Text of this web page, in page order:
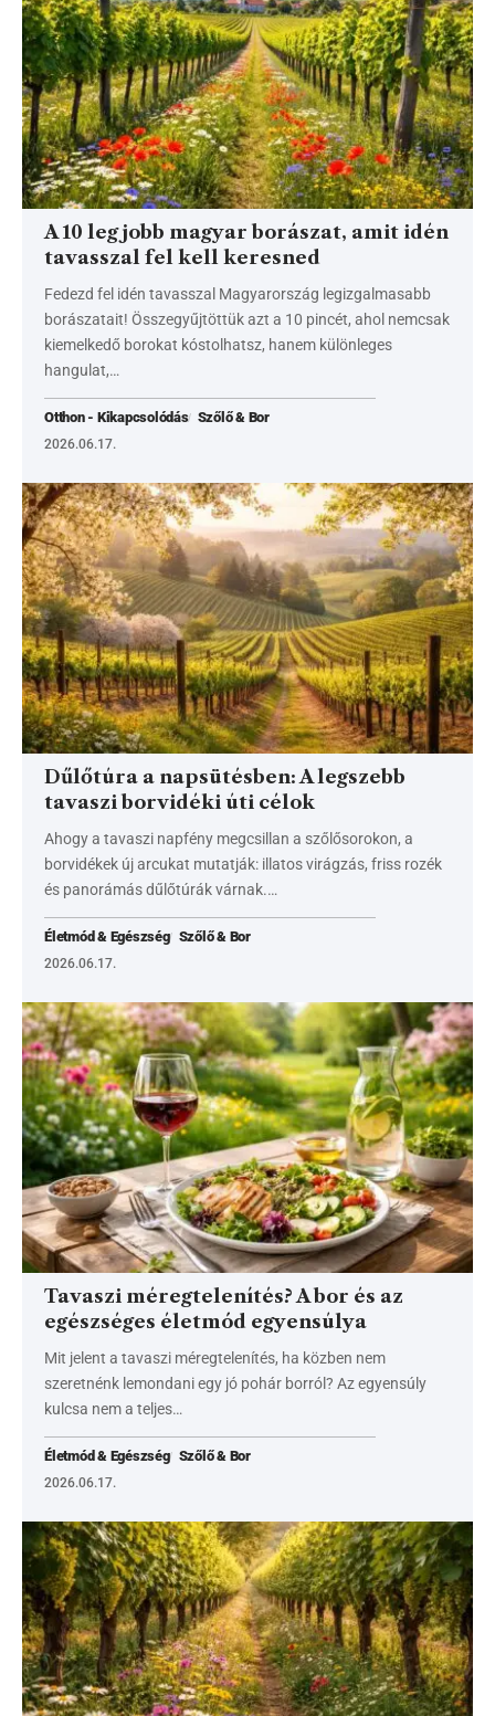
A 10 legjobb magyar borászat, amit idén
tavasszal fel kell keresned
Fedezd fel idén tavasszal Magyarország legizgalmasabb
borászatait! Összegyűjtöttük azt a 10 pincét, ahol nemcsak
kiemelkedő borokat kóstolhatsz, hanem különleges
hangulat,…
Otthon - Kikapcsolódás Szőlő & Bor
2026.06.17.
Dűlőtúra a napsütésben: A legszebb
tavaszi borvidéki úti célok
Ahogy a tavaszi napfény megcsillan a szőlősorokon, a
borvidékek új arcukat mutatják: illatos virágzás, friss rozék
és panorámás dűlőtúrák várnak.…
Életmód & Egészség Szőlő & Bor
2026.06.17.
Tavaszi méregtelenítés? A bor és az
egészséges életmód egyensúlya
Mit jelent a tavaszi méregtelenítés, ha közben nem
szeretnénk lemondani egy jó pohár borról? Az egyensúly
kulcsa nem a teljes…
Életmód & Egészség Szőlő & Bor
2026.06.17.